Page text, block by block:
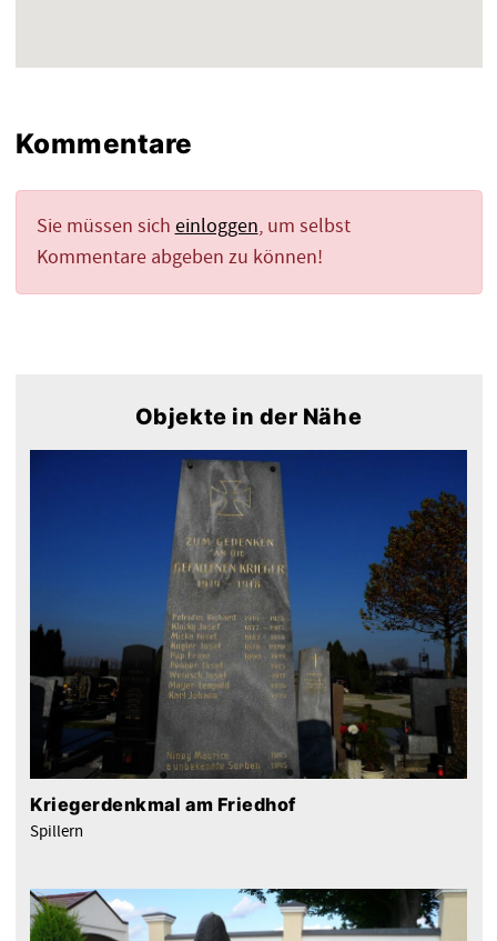
Kommentare
Sie müssen sich einloggen, um selbst
Kommentare abgeben zu können!
Objekte in der Nähe
Kriegerdenkmal am Friedhof
Spillern